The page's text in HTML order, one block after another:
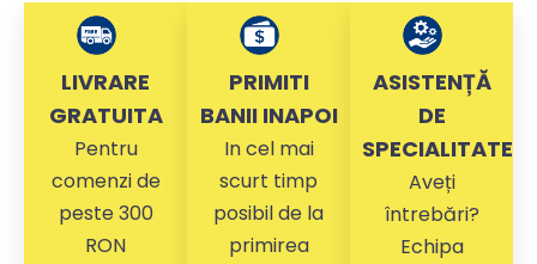
LIVRARE
GRATUITA
Pentru
comenzi de
peste 300
RON
PRIMITI
BANII INAPOI
In cel mai
scurt timp
posibil de la
primirea
ASISTENȚĂ
DE
SPECIALITATE
Aveți
întrebări?
Echipa